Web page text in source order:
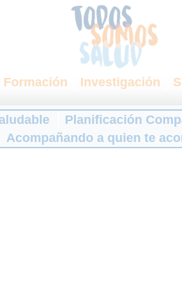
Formación Investigación
Planificación
Acompañando a quien te